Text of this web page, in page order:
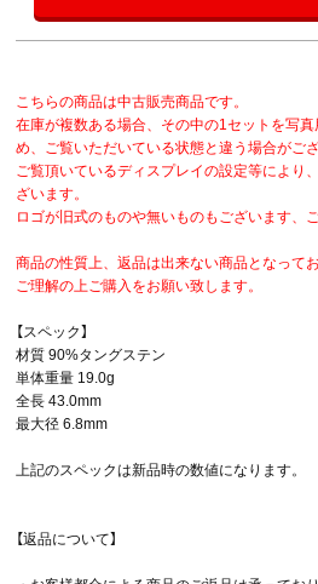
こちらの商品は中古販売商品です。
在庫が複数ある場合、その中の1セットを写
め、ご覧いただいている状態と違う場合がござ
ご覧頂いているディスプレイの設定等により
ざいます。
ロゴが旧式のものや無いものもございます、
商品の性質上、返品は出来ない商品となってお
ご理解の上ご購入をお願い致します。
【スペック】
材質 90%タングステン
単体重量 19.0g
全長 43.0mm
最大径 6.8mm
上記のスペックは新品時の数値になります。
【返品について】